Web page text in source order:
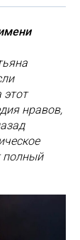
этот
нравов,
полный